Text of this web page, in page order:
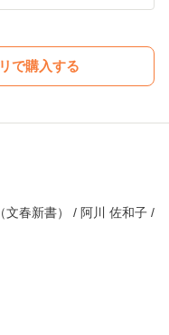
で購入する
文春新書） / 阿川 佐和子 /